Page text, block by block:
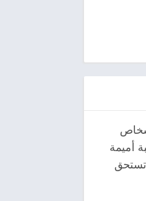
أو معاناتهم؟ هذه الأسئلة تفتح الباب أمام عالم كتاب عاملة المنزل رقم 14 للكاتبة أميمة
تستحق